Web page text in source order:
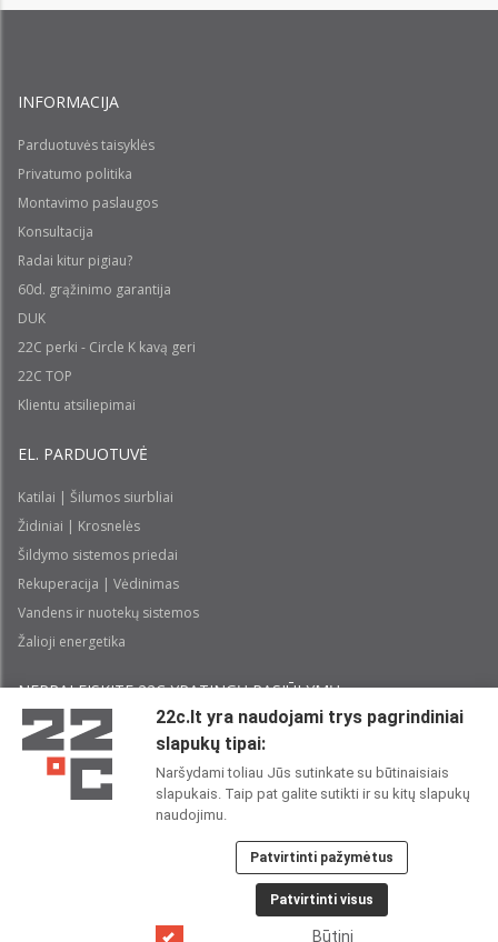
INFORMACIJA
Parduotuvės taisyklės
Privatumo politika
Montavimo paslaugos
Konsultacija
Radai kitur pigiau?
60d. grąžinimo garantija
DUK
22C perki - Circle K kavą geri
22C TOP
Klientu atsiliepimai
EL. PARDUOTUVĖ
Katilai | Šilumos siurbliai
Židiniai | Krosnelės
Šildymo sistemos priedai
Rekuperacija | Vėdinimas
Vandens ir nuotekų sistemos
Žalioji energetika
NEPRALEISKITE 22С YPATINGŲ PASIŪLYMŲ:
Perskaičiau ir sutinku su 22CPrivatumo politika
22C SOCIALINIUOSE TINKLUOSE:
22c.lt yra naudojami trys pagrindiniai
slapukų tipai:
Naršydami toliau Jūs sutinkate su būtinaisiais
slapukais. Taip pat galite sutikti ir su kitų slapukų
naudojimu.
Patvirtinti pažymėtus
Patvirtinti visus
Būtini